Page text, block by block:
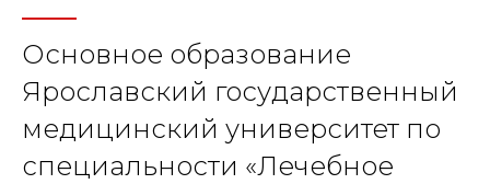
Основное образование
Ярославский государственный
медицинский университет по
специальности «Лечебное